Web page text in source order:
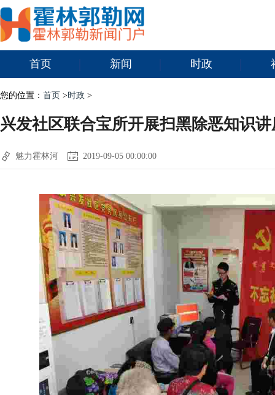
首页 新闻 时政
您的位置： 首页 >时政 >
兴发社区联合宝所开展扫黑除恶知识讲
魅力霍林河 2019-09-05 00:00:00